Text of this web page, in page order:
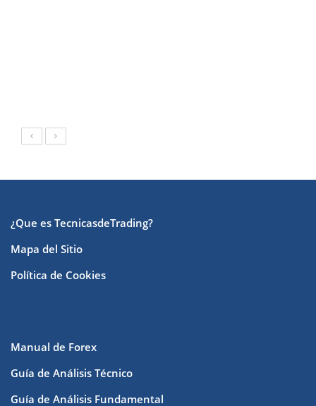
¿Que es TecnicasdeTrading?
Mapa del Sitio
Política de Cookies
Manual de Forex
Guía de Análisis Técnico
Guía de Análisis Fundamental